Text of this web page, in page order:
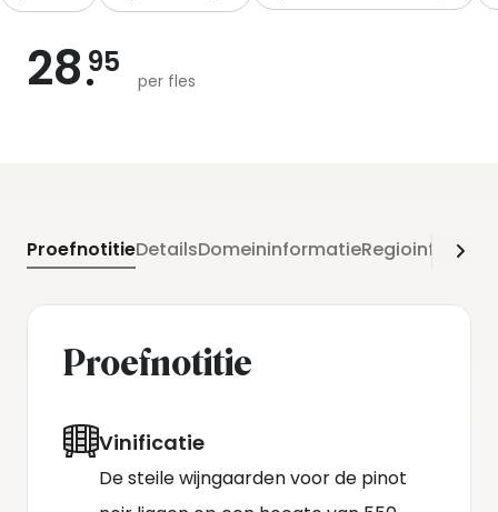
leer.
28 95
per fles
ProefnotitieDetailsDomeininformatie
Proefnotitie
Vinificatie
De steile wijngaarden voor de pinot